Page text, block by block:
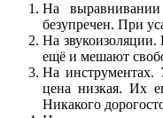
На
безупречен. При
На звукоизоляции.
ещё и мешают
На инструментах.
цена низкая. Их
Никакого